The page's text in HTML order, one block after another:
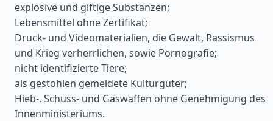
explosive und giftige Substanzen;
Lebensmittel ohne Zertifikat;
Druck- und Videomaterialien, die Gewalt, Rassismus
und Krieg verherrlichen, sowie Pornografie;
nicht identifizierte Tiere;
als gestohlen gemeldete Kulturgüter;
Hieb-, Schuss- und Gaswaffen ohne Genehmigung des
Innenministeriums.